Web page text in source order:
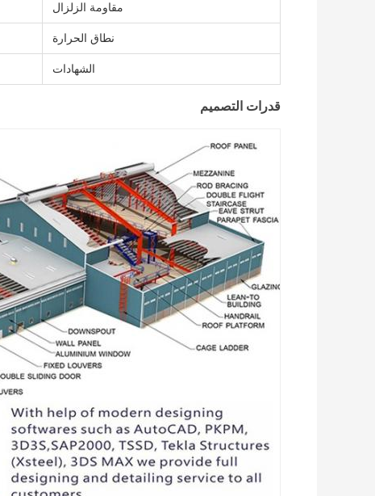
مقاومة الزلزال
نطاق الحرارة
الشهادات
قدرات التصميم